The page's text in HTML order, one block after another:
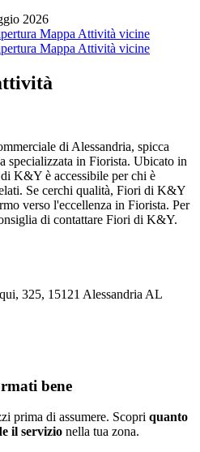
2026
Mappa Attività vicine
Mappa Attività vicine
di Alessandria, spicca
specializzata in Fiorista. Ubicato in
K&Y è accessibile per chi è
Se cerchi qualità, Fiori di K&Y
verso l'eccellenza in Fiorista. Per
di contattare Fiori di K&Y.
325, 15121 Alessandria AL
bene
prima di assumere. Scopri quanto
il servizio nella tua zona.